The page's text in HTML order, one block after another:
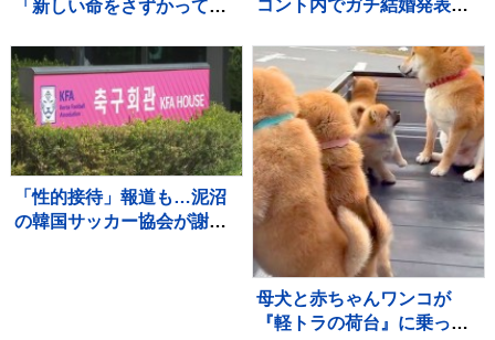
「新しい命をさずかってお
方 〝今後も俳優としてミ
ッチーとして精進〟【 コメ
ント全文 】
コント内でガチ結婚発表
よくわかんない」お相手は
フリーアナウンサー・佐藤
佳奈さん ジャンボたかお
大祝福
「性的接待」報道も…泥沼
の韓国サッカー協会が謝
母犬と赤ちゃんワンコが
『軽トラの荷台』に乗った